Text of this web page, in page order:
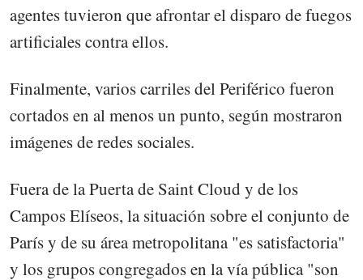
agentes tuvieron que afrontar el disparo de fuegos
artificiales contra ellos.
Finalmente, varios carriles del Periférico fueron
cortados en al menos un punto, según mostraron
imágenes de redes sociales.
Fuera de la Puerta de Saint Cloud y de los
Campos Elíseos, la situación sobre el conjunto de
París y de su área metropolitana "es satisfactoria"
y los grupos congregados en la vía pública "son